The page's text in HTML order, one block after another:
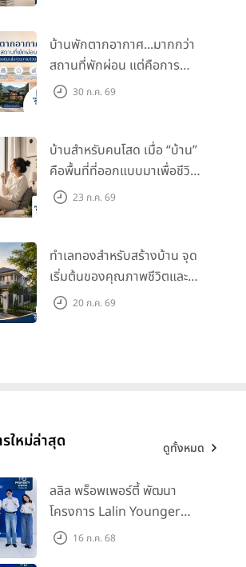
บ้านพักตากอากาศ...มากกว่า
สถานที่พักผ่อน แต่คือการ
ลงทุนเพื่อคุณภาพชีวิต
30 ก.ค. 69
บ้านสำหรับคนโสด เมื่อ “บ้าน”
คือพื้นที่ที่ออกแบบมาเพื่อชีวิต
ในแบบของคุณ
23 ก.ค. 69
ทำเลทองสำหรับสร้างบ้าน จุด
เริ่มต้นของคุณภาพชีวิตและ
มูลค่าในอนาคต
20 ก.ค. 69
ใหม่ล่าสุด ดูทั้งหมด
ลลิล พร็อพเพอร์ตี้ พัฒนา
โครงการ Lalin Younger
Club ส่งเสริมผู้นำรุ่นใหม่
16 ก.ค. 68